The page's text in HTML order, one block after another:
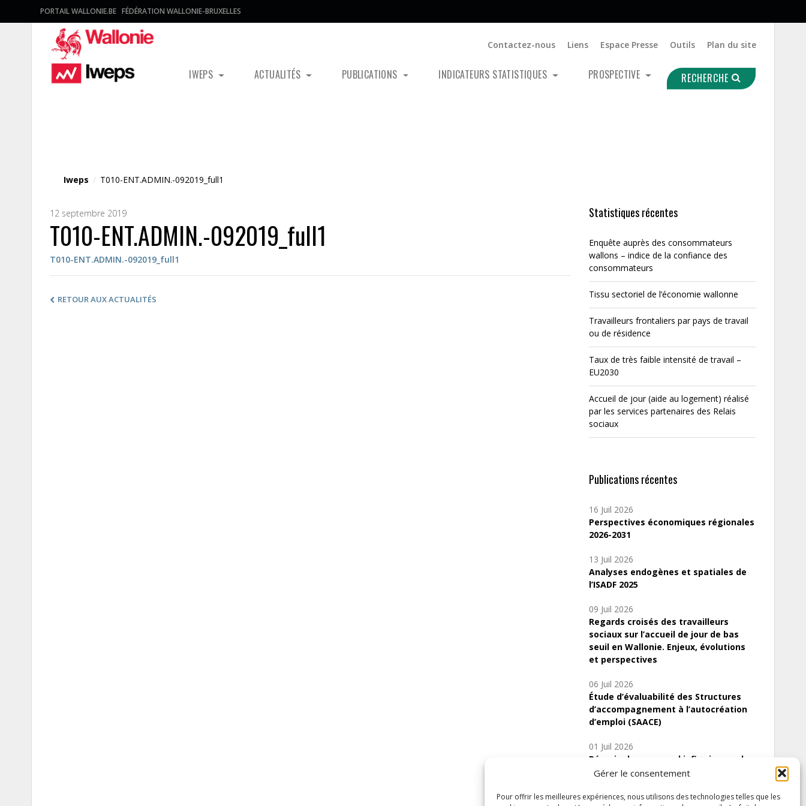
Gérer le consentement
Pour offrir les meilleures expériences, nous utilisons des technologies telles que les
PORTAIL WALLONIE.BE FÉDÉRATION WALLONIE-BRUXELLES
Contactez-nous Liens Espace Presse Outils Plan du site
IWEPS ACTUALITÉS PUBLICATIONS INDICATEURS STATISTIQUES PROSPECTIVE RECHERCHE
Iweps / T010-ENT.ADMIN.-092019_full1
12 septembre 2019
T010-ENT.ADMIN.-092019_full1
T010-ENT.ADMIN.-092019_full1
RETOUR AUX ACTUALITÉS
Statistiques récentes
Enquête auprès des consommateurs
wallons – indice de la confiance des
consommateurs
Tissu sectoriel de l’économie wallonne
Travailleurs frontaliers par pays de travail
ou de résidence
Taux de très faible intensité de travail –
EU2030
Accueil de jour (aide au logement) réalisé
par les services partenaires des Relais
sociaux
Publications récentes
16 Juil 2026
Perspectives économiques régionales
2026-2031
13 Juil 2026
Analyses endogènes et spatiales de
l’ISADF 2025
09 Juil 2026
Regards croisés des travailleurs
sociaux sur l’accueil de jour de bas
seuil en Wallonie. Enjeux, évolutions
et perspectives
06 Juil 2026
Étude d’évaluabilité des Structures
d’accompagnement à l’autocréation
d’emploi (SAACE)
01 Juil 2026
Pénurie du personnel infirmier :quels
indicateurs d’offre de soins pour